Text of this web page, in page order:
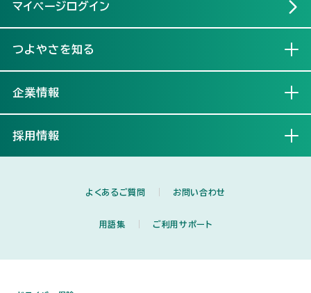
マイページログイン
つよやさを知る
企業情報
採用情報
よくあるご質問 お問い合わせ
用語集 ご利用サポート